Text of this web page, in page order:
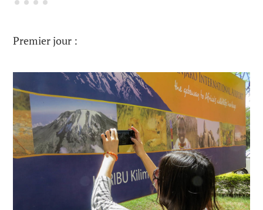
Premier jour :